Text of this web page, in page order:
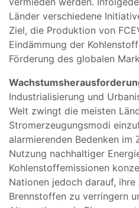
Länder verschiedene
Ziel, die Produktion von
Eindämmung der
Förderung des globalen
Industrialisierung und
Welt zwingt die meisten
Stromerzeugungsmodi
alarmierenden Bedenken im
Nutzung nachhaltiger
Kohlenstoffemissionen
Nationen jedoch darauf,
Brennstoffen zu verringern